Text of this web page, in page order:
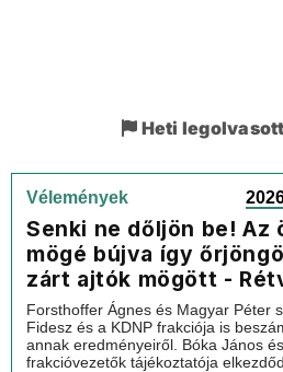
Heti
Vélemények
Senki ne dőljön be! Az
mögé bújva így
zárt ajtók mögött -
Forsthoffer Ágnes és Magyar Péter
Fidesz és a KDNP frakciója is
annak eredményeiről. Bóka János
frakcióvezetők tájékoztatója